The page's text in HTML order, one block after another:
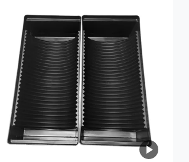
from potential hazards. 2. Anti static
standard